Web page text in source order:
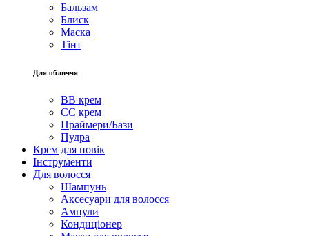
Бальзам
Блиск
Маска
Тінт
Для обличчя
BB крем
CC крем
Праймери/Бази
Пудра
Крем для повік
Інструменти
Для волосся
Шампунь
Аксесуари для волосся
Ампули
Кондиціонер